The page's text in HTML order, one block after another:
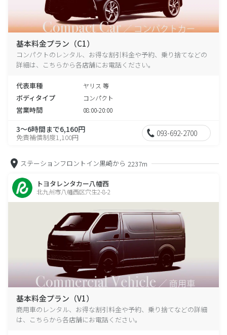
基本料金プラン（C1）
コンパクトのレンタル、お得な割引料金や予約、乗り捨てなどの
詳細は、こちらから各店舗にお電話ください。
代表車種 ヤリス 等
ボディタイプ コンパクト
営業時間 08:00-20:00
3～6時間まで6,160円
免責補償制度1,100円 093-692-2700
ステーションフロントイン黒崎から 2237m
トヨタレンタカー八幡西
北九州市八幡西区穴生2-8-2
基本料金プラン（V1）
商用車のレンタル、お得な割引料金や予約、乗り捨てなどの詳細
は、こちらから各店舗にお電話ください。